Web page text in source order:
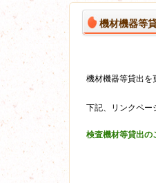
機材機器等
機材機器等貸出を
下記、リンクペー
検査機材等貸出の